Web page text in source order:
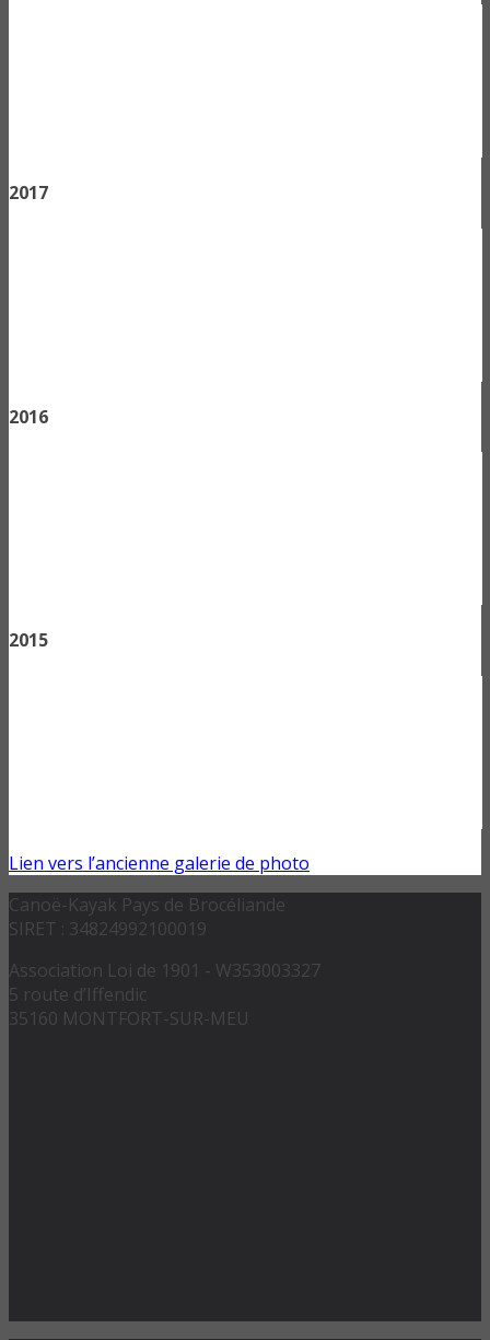
2017
2016
2015
Lien vers l’ancienne galerie de photo
Canoë-Kayak Pays de Brocéliande
SIRET : 34824992100019
Association Loi de 1901 - W353003327
5 route d’Iffendic
35160 MONTFORT-SUR-MEU